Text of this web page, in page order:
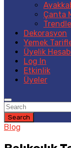
Çanta
Dekorasyon
Yemek
Üyelik
Log In
Etkinlik
Üyeler
Search
Blog